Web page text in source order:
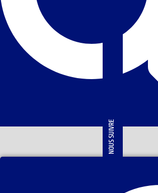
NOUS SUIVRE